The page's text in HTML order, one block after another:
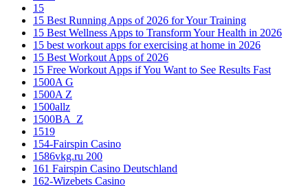
15
15 Best Running Apps of 2026 for Your Training
15 Best Wellness Apps to Transform Your Health in 2026
15 best workout apps for exercising at home in 2026
15 Best Workout Apps of 2026
15 Free Workout Apps if You Want to See Results Fast
1500A G
1500A Z
1500allz
1500BA_Z
1519
154-Fairspin Casino
1586vkg.ru 200
161 Fairspin Casino Deutschland
162-Wizebets Casino